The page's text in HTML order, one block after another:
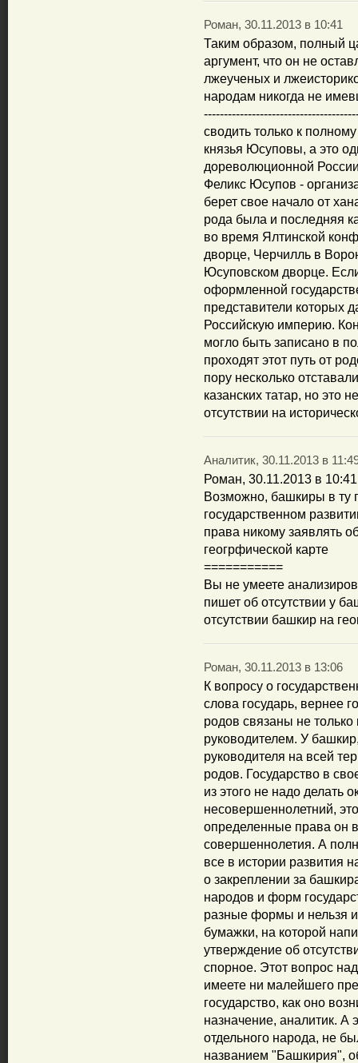
Роман, 30.11.2013 в 10:41
Таким образом, полный
аргумент, что он не
лжеученых и
народам никогда не
сводить только к
князья Юсуповы, а это
дореволюционной
Феликс Юсупов -
берет свое начало от
рода была и последняя
во время Ялтинской
дворце, Черчилль в
Юсуповском дворце.
оформленной
представители которых
Российскую империю.
могло быть записано в
проходят этот путь от
пору несколько
казанских татар, но это
отсутствии на
Аналитик, 30.11.2013 в
Роман, 30.11.2013 в 10:41
Возможно, башкиры в ту
государственном
права никому заявлять
геогрфической карте
===========
Вы не умеете
пишет об отсутствии у
отсутствии башкир на
Роман, 30.11.2013 в 13:06
К вопросу о
слова государь, вернее
родов связаны не
руководителем. У
руководителя на всей
родов. Государство в
из этого не надо делать
несовершеннолетний,
определенные права он
совершеннолетия. А
все в истории развития
о закреплении за
народов и форм
разные формы и нельзя
бумажки, на которой
утверждение об
спорное. Этот вопрос
имеете ни малейшего
государство, как оно
назначение, аналитик. А
отдельного народа, не
названием "Башкирия",